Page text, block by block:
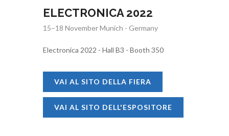
ELECTRONICA 2022
15–18 November Munich - Germany
Electronica 2022 - Hall B3 - Booth 350
VAI AL SITO DELLA FIERA
VAI AL SITO DELL'ESPOSITORE